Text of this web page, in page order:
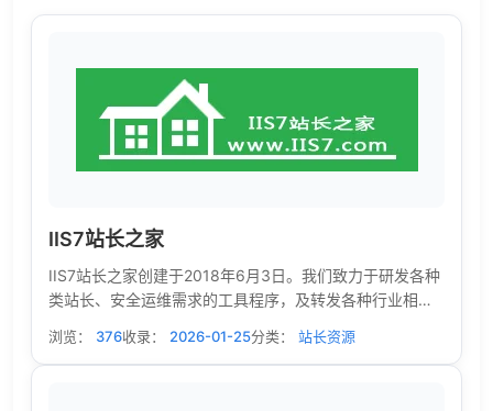
IIS7站长之家
IIS7站长之家创建于2018年6月3日。我们致力于研发各种
类站长、安全运维需求的工具程序，及转发各种行业相关
收藏等。。。
浏览： 376收录： 2026-01-25分类： 站长资源